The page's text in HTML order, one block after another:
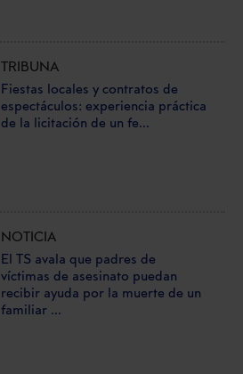
TRIBUNA
Fiestas locales y contratos de
espectáculos: experiencia práctica
de la licitación de un fe...
NOTICIA
El TS avala que padres de
víctimas de asesinato puedan
recibir ayuda por la muerte de un
familiar ...